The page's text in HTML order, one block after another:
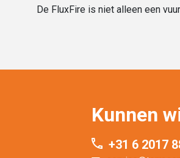
De FluxFire is niet alleen een
Kunnen
+31 6 2017